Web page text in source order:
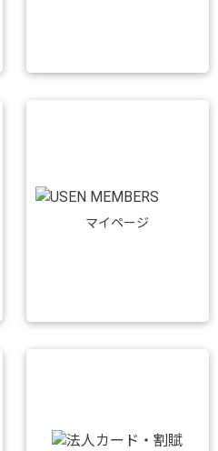
マイページ